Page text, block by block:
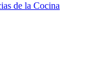
de la Cocina